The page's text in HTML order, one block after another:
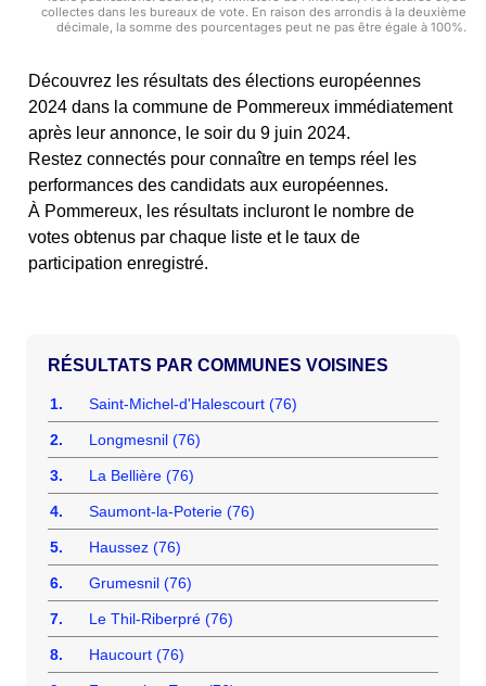
collectes dans les bureaux de vote. En raison des arrondis à la deuxième
décimale, la somme des pourcentages peut ne pas être égale à 100%.
Découvrez les résultats des élections européennes
2024 dans la commune de Pommereux immédiatement
après leur annonce, le soir du 9 juin 2024.
Restez connectés pour connaître en temps réel les
performances des candidats aux européennes.
À Pommereux, les résultats incluront le nombre de
votes obtenus par chaque liste et le taux de
participation enregistré.
COMMUNES VOISINES
1. Saint-Michel-d'Halescourt (76)
2. Longmesnil (76)
3. La Bellière (76)
4. Saumont-la-Poterie (76)
5. Haussez (76)
6. Grumesnil (76)
7. Le Thil-Riberpré (76)
8. Haucourt (76)